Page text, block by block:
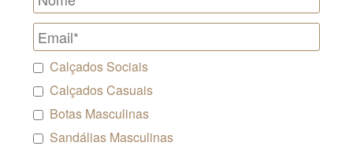
Calçados Sociais
Calçados Casuais
Botas Masculinas
Sandálias Masculinas